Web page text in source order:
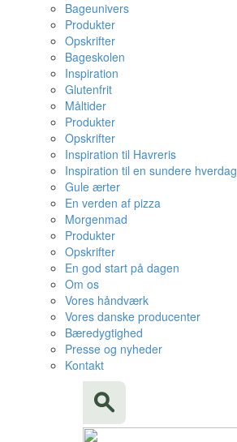
Bageunivers
Produkter
Opskrifter
Bageskolen
Inspiration
Glutenfrit
Måltider
Produkter
Opskrifter
Inspiration til Havreris
Inspiration til en sundere hverdag
Gule ærter
En verden af pizza
Morgenmad
Produkter
Opskrifter
En god start på dagen
Om os
Vores håndværk
Vores danske producenter
Bæredygtighed
Presse og nyheder
Kontakt